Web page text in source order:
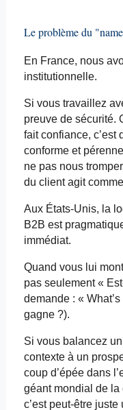
Le problème du "name
En France, nous
institutionnelle.
Si vous travaillez
preuve de sécurité.
fait confiance, c’est
conforme et
ne pas nous
du client agit
Aux États-Unis, la
B2B est
immédiat.
Quand vous lui
pas seulement «
demande : « What’s
gagne ?).
Si vous balancez
contexte à un
coup d’épée dans
géant mondial de la
c’est peut-être